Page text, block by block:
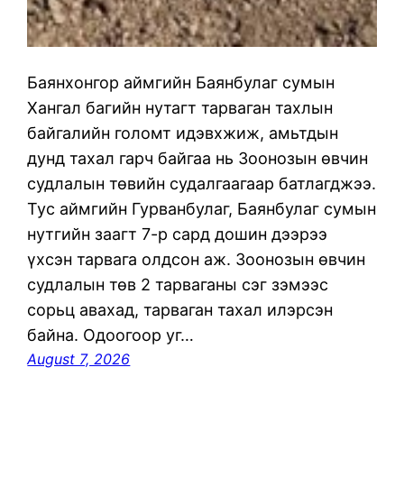
Баянхонгор аймгийн Баянбулаг сумын
Хангал багийн нутагт тарваган тахлын
байгалийн голомт идэвхжиж, амьтдын
дунд тахал гарч байгаа нь Зоонозын өвчин
судлалын төвийн судалгаагаар батлагджээ.
Тус аймгийн Гурванбулаг, Баянбулаг сумын
нутгийн заагт 7-р сард дошин дээрээ
үхсэн тарвага олдсон аж. Зоонозын өвчин
судлалын төв 2 тарваганы сэг зэмээс
сорьц авахад, тарваган тахал илэрсэн
байна. Одоогоор уг…
August 7, 2026